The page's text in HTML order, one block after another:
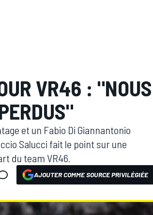
VR46 : "NOUS
et un Fabio Di Giannantonio
Salucci fait le point sur une
du team VR46.
AJOUTER COMME SOURCE PRIVILÉGIÉE